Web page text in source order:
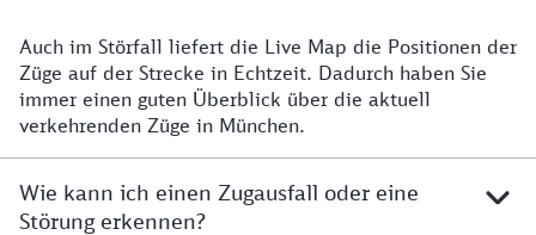
Auch im Störfall liefert die Live Map die Positionen der
Züge auf der Strecke in Echtzeit. Dadurch haben Sie
immer einen guten Überblick über die aktuell
verkehrenden Züge in München.
Wie kann ich einen Zugausfall oder eine
Störung erkennen?